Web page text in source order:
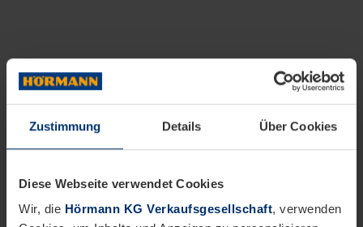
Zustimmung Details Über Cookies
Diese Webseite verwendet Cookies
Wir, die Hörmann KG Verkaufsgesellschaft, verwenden